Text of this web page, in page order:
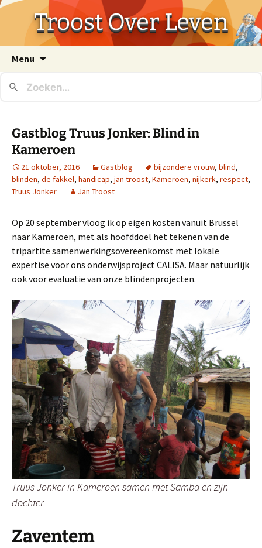
Troost Over Leven
Menu
inhoud
Gastblog Truus Jonker: Blind in
Kameroen
21 oktober, 2016 Gastblog bijzondere vrouw, blind,
blinden, de fakkel, handicap, jan troost, Kameroen, nijkerk, respect,
Truus Jonker
Jan Troost
Op 20 september vloog ik op eigen kosten vanuit Brussel
naar Kameroen, met als hoofddoel het tekenen van de
tripartite samenwerkingsovereenkomst met lokale
expertise voor ons onderwijsproject CALISA. Maar natuurlijk
ook voor evaluatie van onze blindenprojecten.
Truus Jonker in Kameroen samen met Samba en zijn
dochter
Zaventem